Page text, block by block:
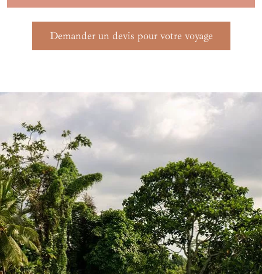
Demander un devis pour votre voyage